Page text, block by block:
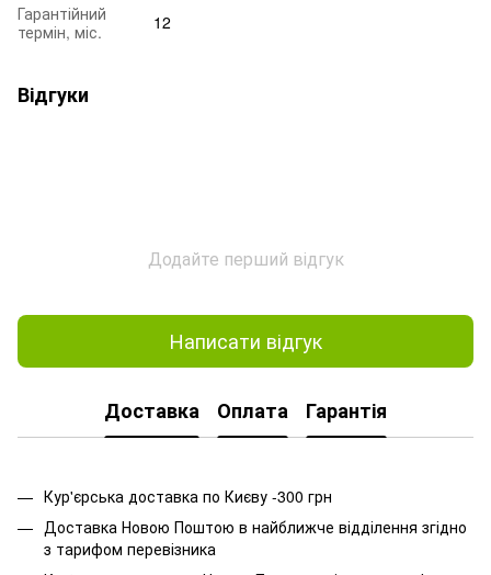
Гарантійний
термін, міс.
12
Відгуки
Додайте перший відгук
Написати відгук
Доставка Оплата Гарантія
Кур'єрська доставка по Києву -300 грн
Доставка Новою Поштою в найближче відділення згідно
з тарифом перевізника